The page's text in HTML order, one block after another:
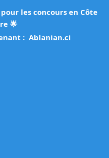
les concours en Côte
🌟
: Ablanian.ci